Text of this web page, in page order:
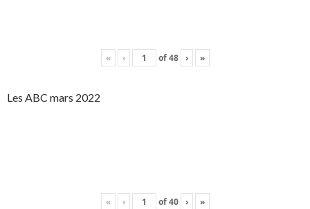
« ‹ of48 › »
Les ABC mars 2022
« ‹ of40 › »